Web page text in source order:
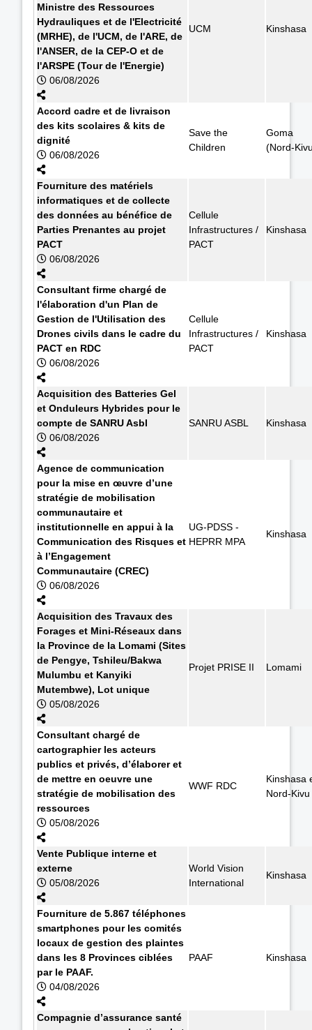
Ministre des Ressources
Hydrauliques et de l'Electricité
(MRHE), de l'UCM, de l'ARE, de
l'ANSER, de la CEP-O et de
l'ARSPE (Tour de l'Energie)
06/08/2026
UCM Kinshasa
Accord cadre et de livraison
des kits scolaires & kits de
dignité
06/08/2026
Save the
Children
Goma
(Nord-
Fourniture des matériels
informatiques et de collecte
des données au bénéfice de
Parties Prenantes au projet
PACT
06/08/2026
Cellule
Infrastructures /
PACT
Kinshasa
Consultant firme chargé de
l'élaboration d'un Plan de
Gestion de l'Utilisation des
Drones civils dans le cadre du
PACT en RDC
06/08/2026
Cellule
Infrastructures /
PACT
Kinshasa
Acquisition des Batteries Gel
et Onduleurs Hybrides pour le
compte de SANRU Asbl
06/08/2026
SANRU ASBL Kinshasa
Agence de communication
pour la mise en œuvre d’une
stratégie de mobilisation
communautaire et
institutionnelle en appui à la
Communication des Risques et
à l’Engagement
Communautaire (CREC)
06/08/2026
UG-PDSS -
HEPRR MPA
Kinshasa
Acquisition des Travaux des
Forages et Mini-Réseaux dans
la Province de la Lomami (Sites
de Pengye, Tshileu/Bakwa
Mulumbu et Kanyiki
Mutembwe), Lot unique
05/08/2026
Projet PRISE II Lomami
Consultant chargé de
cartographier les acteurs
publics et privés, d’élaborer et
de mettre en oeuvre une
stratégie de mobilisation des
ressources
05/08/2026
WWF RDC
Kinshasa
Nord-Kivu
Vente Publique interne et
externe
05/08/2026
World Vision
International
Kinshasa
Fourniture de 5.867 téléphones
smartphones pour les comités
locaux de gestion des plaintes
dans les 8 Provinces ciblées
par le PAAF.
04/08/2026
PAAF Kinshasa
Compagnie d’assurance santé